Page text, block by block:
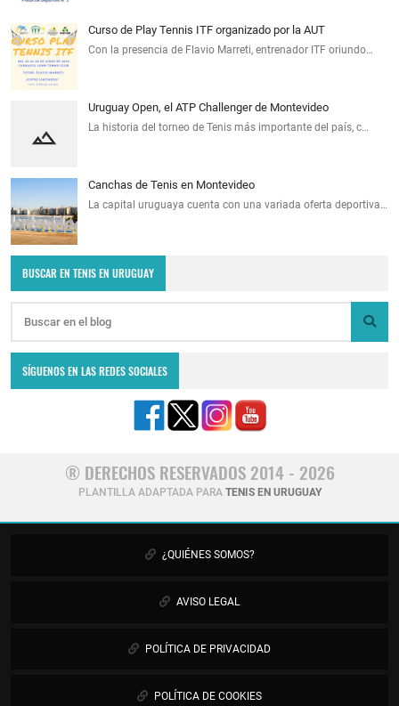
Curso de Play Tennis ITF organizado por la AUT
Con la presencia de Flavio Marreti, entrenador ITF oriundo…
Uruguay Open, el ATP Challenger de Montevideo
La historia del torneo de Tenis más importante del país, c…
Canchas de Tenis en Montevideo
La capital uruguaya cuenta con una variada oferta deportiva…
BUSCAR EN TENIS EN URUGUAY
SÍGUENOS EN LAS REDES SOCIALES
® DERECHOS RESERVADOS 2014 - 2026
PLANTILLA ADAPTADA PARA TENIS EN URUGUAY
¿QUIÉNES SOMOS?
AVISO LEGAL
POLÍTICA DE PRIVACIDAD
POLÍTICA DE COOKIES